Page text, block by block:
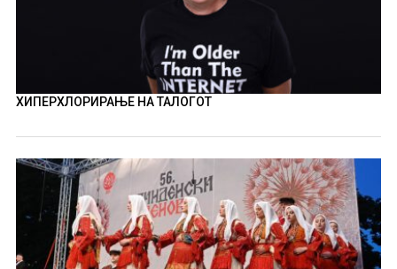
ХИПЕРХЛОРИРАЊЕ НА ТАЛОГОТ